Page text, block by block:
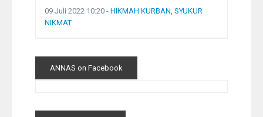
09 Juli 2022 10:20 - HIKMAH KURBAN, SYUKUR
NIKMAT
ANNAS on Facebook